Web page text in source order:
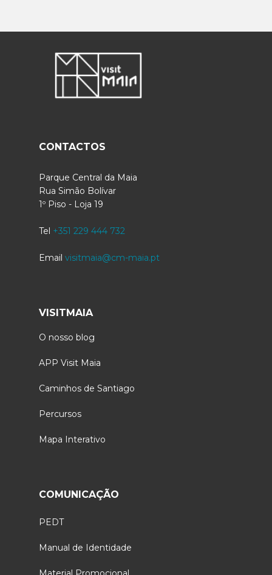
CONTACTOS
Parque Central da Maia
Rua Simão Bolívar
1º Piso - Loja 19
Tel +351 229 444 732
Email visitmaia@cm-maia.pt
VISITMAIA
O nosso blog
APP Visit Maia
Caminhos de Santiago
Percursos
Mapa Interativo
COMUNICAÇÃO
PEDT
Manual de Identidade